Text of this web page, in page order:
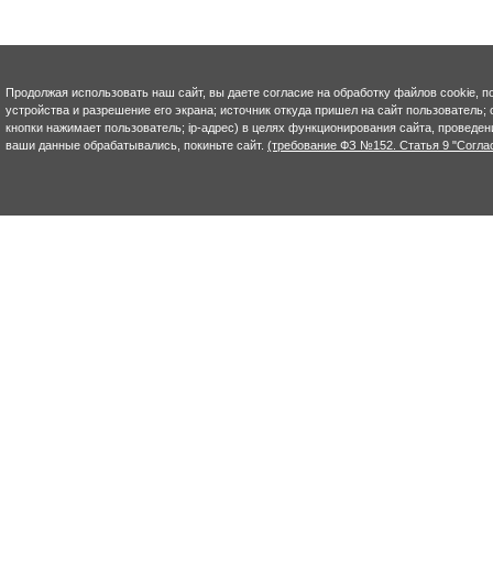
Продолжая использовать наш сайт, вы даете согласие на обработку файлов cookie,
устройства и разрешение его экрана; источник откуда пришел на сайт
кнопки нажимает пользователь; ip-адрес) в целях функционирования сайта,
ваши данные обрабатывались, покиньте сайт. (требование ФЗ №152. Статья 9